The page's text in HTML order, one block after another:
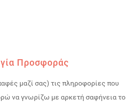
Προσφοράς
μαζί σας) τις πληροφορίες που
να γνωρίζω με αρκετή σαφήνεια το